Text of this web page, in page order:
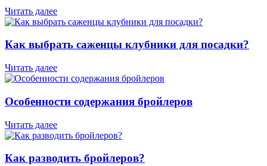
Читать далее
Как выбрать саженцы клубники для посадки?
Читать далее
Особенности содержания бройлеров
Читать далее
Как разводить бройлеров?